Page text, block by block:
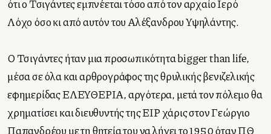
ότι ο Τσιγάντες εμπνέεται τόσο από τον αρχαίο Ιερό
Λόχο όσο κι από αυτόν του Αλέξανδρου Υψηλάντης.
Ο Τσιγάντες ήταν μια προσωπικότητα bigger than life,
μέσα σε όλα και αρθρογράφος της θρυλικής βενιζελικής
εφημερίδας ΕΛΕΥΘΕΡΙΑ, αργότερα, μετά τον πόλεμο θα
χρηματίσει και διευθυντής της ΕΙΡ χάρις στον Γεώργιο
Παπανδρέου με τη θητεία του να λήγει το 1950 όταν ΠΘ